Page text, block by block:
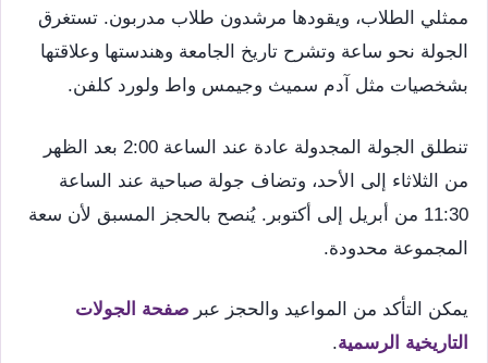
ممثلي الطلاب، ويقودها مرشدون طلاب مدربون. تستغرق
الجولة نحو ساعة وتشرح تاريخ الجامعة وهندستها وعلاقتها
بشخصيات مثل آدم سميث وجيمس واط ولورد كلفن.
تنطلق الجولة المجدولة عادة عند الساعة 2:00 بعد الظهر
من الثلاثاء إلى الأحد، وتضاف جولة صباحية عند الساعة
11:30 من أبريل إلى أكتوبر. يُنصح بالحجز المسبق لأن سعة
المجموعة محدودة.
يمكن التأكد من المواعيد والحجز عبر صفحة الجولات
التاريخية الرسمية.